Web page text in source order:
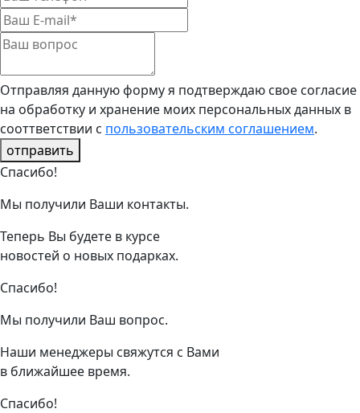
Отправляя данную форму я подтверждаю свое согласие
на обработку и хранение моих персональных данных в
сооттветствии с пользовательским соглашением.
отправить
Спасибо!
Мы получили Ваши контакты.
Теперь Вы будете в курсе
новостей о новых подарках.
Спасибо!
Мы получили Ваш вопрос.
Наши менеджеры свяжутся с Вами
в ближайшее время.
Спасибо!